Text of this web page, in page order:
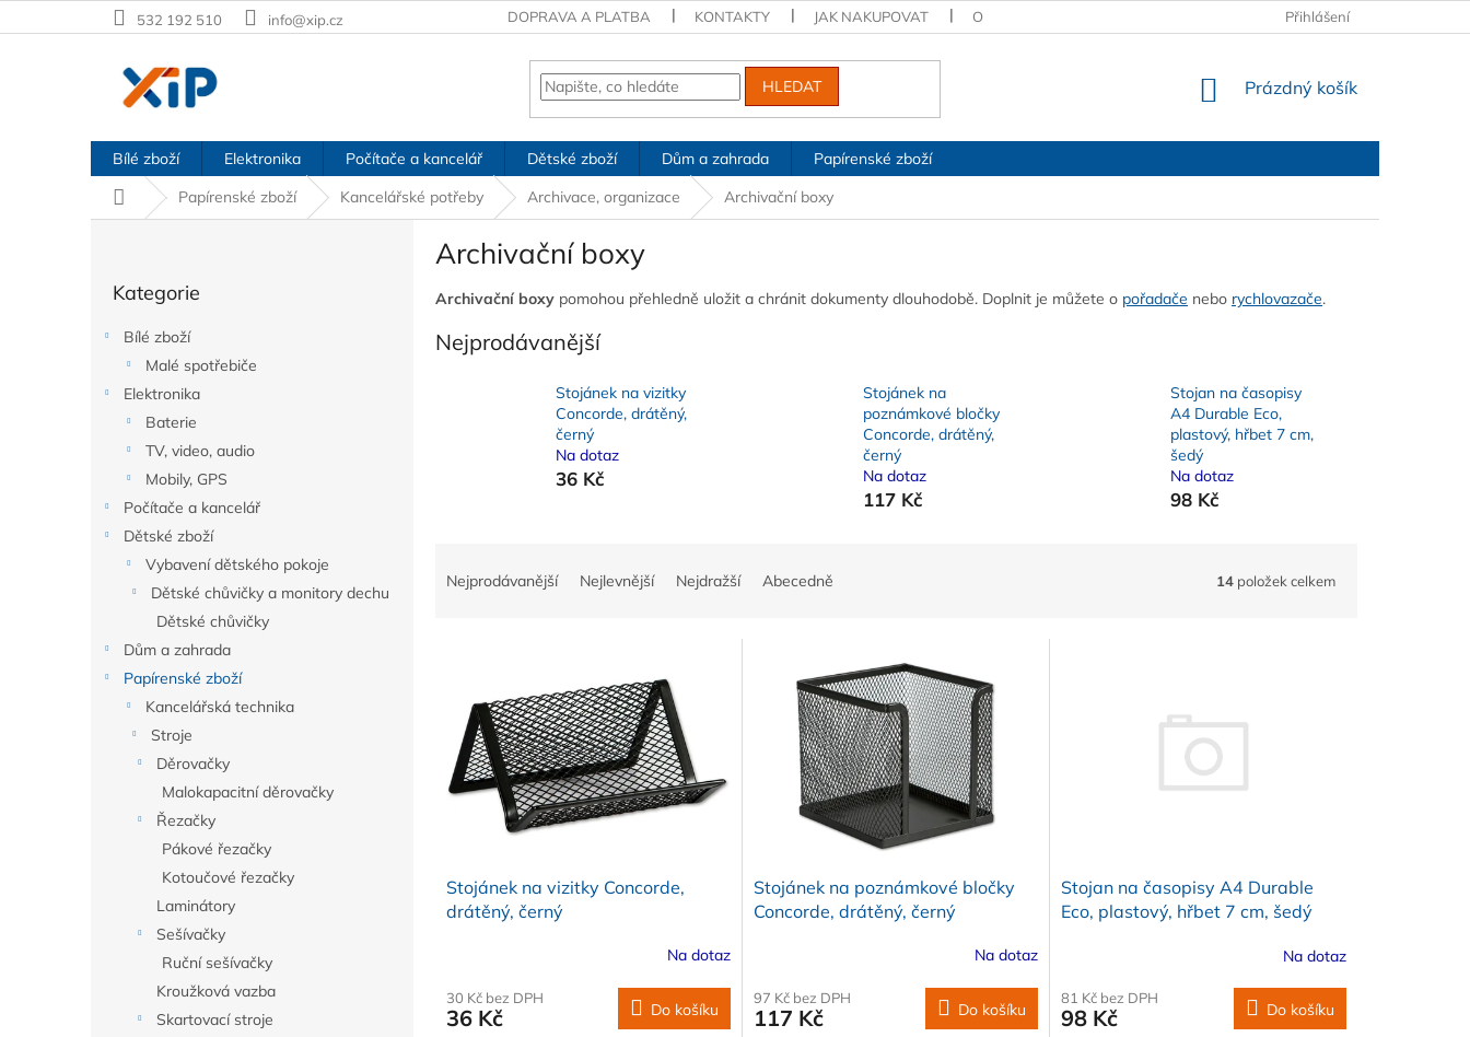
na
532 192 510 info@xip.cz DOPRAVA A PLATBA KONTAKTY JAK NAKUPOVAT OBCHODNÍ PODMÍNKY PODMÍNKY OCHRANY OSOBNÍCH ÚDAJŮ
Přihlášení
HLEDAT
NÁKUPNÍ
Prázdný košík
Bílé zboží Elektronika Počítače a kancelář Dětské zboží Dům a zahrada
Papírenské zboží
Domů
Papírenské zboží Kancelářské potřeby Archivace, organizace Archivační boxy
kategorie
Kategorie
Bílé zboží
Malé spotřebiče
Elektronika
Baterie
TV, video, audio
Mobily, GPS
Počítače a kancelář
Dětské zboží
Vybavení dětského pokoje
Dětské chůvičky a monitory dechu
Dětské chůvičky
Dům a zahrada
Papírenské zboží
Kancelářská technika
Stroje
Děrovačky
Malokapacitní děrovačky
Řezačky
Pákové řezačky
Kotoučové řezačky
Laminátory
Sešívačky
Ruční sešívačky
Kroužková vazba
Skartovací stroje
Archivační boxy
Archivační boxy pomohou přehledně uložit a chránit dokumenty dlouhodobě. Doplnit je můžete o pořadače nebo rychlovazače.
Nejprodávanější
Stojánek na vizitky
Concorde, drátěný,
černý
Na dotaz
36 Kč
Stojánek na
poznámkové bločky
Concorde, drátěný,
černý
Na dotaz
117 Kč
Stojan na časopisy
A4 Durable Eco,
plastový, hřbet 7 cm,
šedý
Na dotaz
98 Kč
Nejprodávanější Nejlevnější Nejdražší Abecedně 14 položek celkem
Stojánek na vizitky Concorde,
drátěný, černý
Na dotaz
30 Kč bez DPH
36 Kč Do košíku
Stojánek na poznámkové bločky
Concorde, drátěný, černý
Na dotaz
97 Kč bez DPH
117 Kč Do košíku
Stojan na časopisy A4 Durable
Eco, plastový, hřbet 7 cm, šedý
Na dotaz
81 Kč bez DPH
98 Kč Do košíku